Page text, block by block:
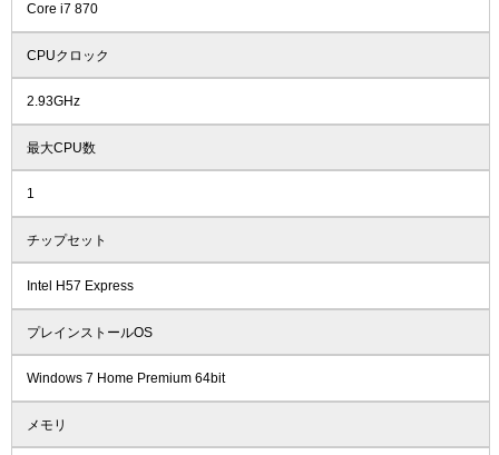
Core i7 870
CPUクロック
2.93GHz
最大CPU数
1
チップセット
Intel H57 Express
プレインストールOS
Windows 7 Home Premium 64bit
メモリ